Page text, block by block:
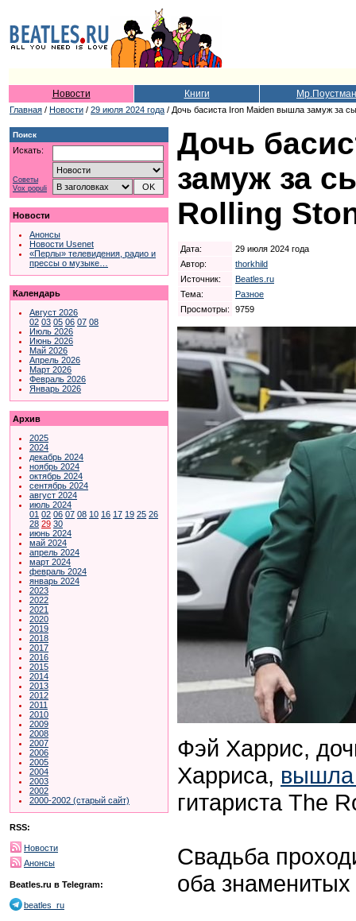
Новости Книги Мр.Поустман
Главная / Новости / 29 июля 2024 года / Дочь басиста Iron Maiden вышла замуж за
Поиск
Искать:
Советы
Vox populi
Новости
Анонсы
Новости Usenet
«Перлы» телевидения, радио и
прессы о музыке…
Календарь
Август 2026
02 03 05 06 07 08
Июль 2026
Июнь 2026
Май 2026
Апрель 2026
Март 2026
Февраль 2026
Январь 2026
Архив
2025
2024
декабрь 2024
ноябрь 2024
октябрь 2024
сентябрь 2024
август 2024
июль 2024
01 02 06 07 08 10 16 17 19 25 26
28 29 30
июнь 2024
май 2024
апрель 2024
март 2024
февраль 2024
январь 2024
2023
2022
2021
2020
2019
2018
2017
2016
2015
2014
2013
2012
2011
2010
2009
2008
2007
2006
2005
2004
2003
2002
2000-2002 (старый сайт)
RSS:
Новости
Анонсы
Beatles.ru в Telegram:
beatles_ru
Дочь
замуж за
Rolling
Дата:
29 июля 2024 года
Автор:
thorkhild
Источник:
Beatles.ru
Тема:
Разное
Просмотры:
9759
Фэй Харрис,
Харриса,
гитариста The
Свадьба
оба знаменитых